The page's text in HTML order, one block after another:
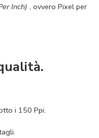
Inch) , ovvero Pixel per
i 150 Ppi.